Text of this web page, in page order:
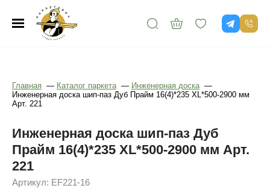
Главная — Каталог паркета — Инженерная доска —
Инженерная доска шип-паз Дуб Прайм 16(4)*235 XL*500-2900 мм
Арт. 221
Инженерная доска шип-паз Дуб
Прайм 16(4)*235 XL*500-2900 мм Арт.
221
Артикул: EF221-16